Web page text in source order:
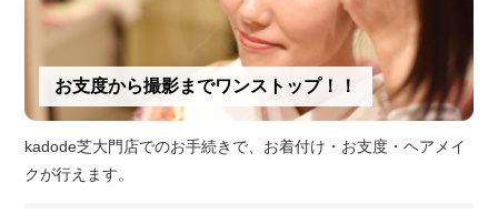
お支度から撮影までワンストップ！！
kadode芝大門店でのお手続きで、お着付け・お支度・ヘアメイ
クが行えます。